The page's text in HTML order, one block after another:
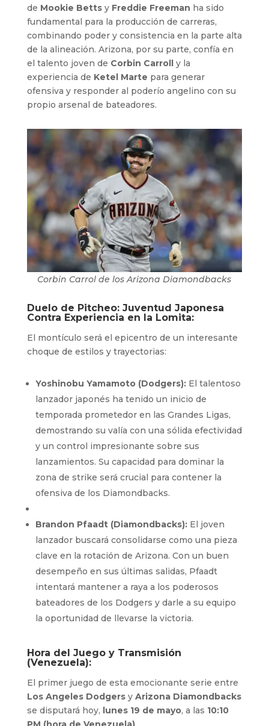
de Mookie BettsyFreddie Freeman ha sido
fundamental para la producción de carreras,
combinando poder y consistencia en la parte alta
de la alineación. Arizona, por su parte, confía en
el talento joven de Corbin Carrolly la
experiencia de Ketel Marte para generar
ofensiva y responder al poderío angelino con su
propio arsenal de bateadores.
Corbin Carrol de los Arizona Diamondbacks
Duelo de Pitcheo: Juventud Japonesa
Contra Experiencia en la Lomita:
El montículo será el epicentro de un interesante
choque de estilos y trayectorias:
Yoshinobu Yamamoto (Dodgers):El talentoso
lanzador japonés ha tenido un inicio de
temporada prometedor en las Grandes Ligas,
demostrando su valía con una sólida efectividad
y un control impresionante sobre sus
lanzamientos. Su capacidad para dominar la
zona de strike será crucial para contener la
ofensiva de los Diamondbacks.
Brandon Pfaadt (Diamondbacks):El joven
lanzador buscará consolidarse como una pieza
clave en la rotación de Arizona. Con un buen
desempeño en sus últimas salidas, Pfaadt
intentará mantener a raya a los poderosos
bateadores de los Dodgers y darle a su equipo
la oportunidad de llevarse la victoria.
Hora del Juego y Transmisión
(Venezuela):
El primer juego de esta emocionante serie entre
Los Angeles Dodgersy Arizona Diamondbacks
se disputará hoy, lunes 19 de mayo, a las 10:10